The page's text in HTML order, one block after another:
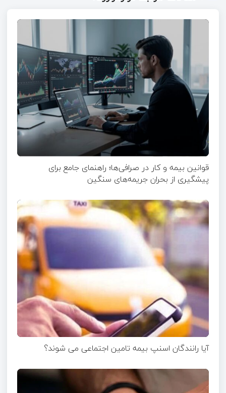
قوانین بیمه و کار در صرافی‌ها؛ راهنمای جامع برای
پیشگیری از بحران جریمه‌های سنگین
آیا رانندگان اسنپ بیمه تامین اجتماعی می شوند؟